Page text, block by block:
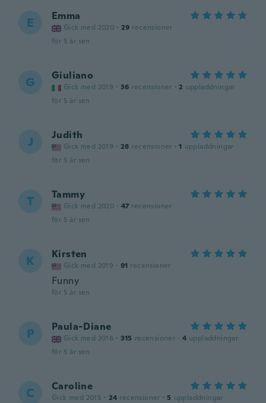
E Emma
Gick med 2020 · 29 recensioner
för 5 år sen
G Giuliano
Gick med 2019 · 36 recensioner · 2 uppladdningar
för 5 år sen
J Judith
Gick med 2019 · 28 recensioner · 1 uppladdningar
för 5 år sen
T Tammy
Gick med 2020 · 47 recensioner
för 5 år sen
K Kirsten
Gick med 2019 · 91 recensioner
Funny
för 5 år sen
P Paula-Diane
Gick med 2016 · 315 recensioner · 4 uppladdningar
för 5 år sen
C Caroline
Gick med 2015 · 24 recensioner · 5 uppladdningar